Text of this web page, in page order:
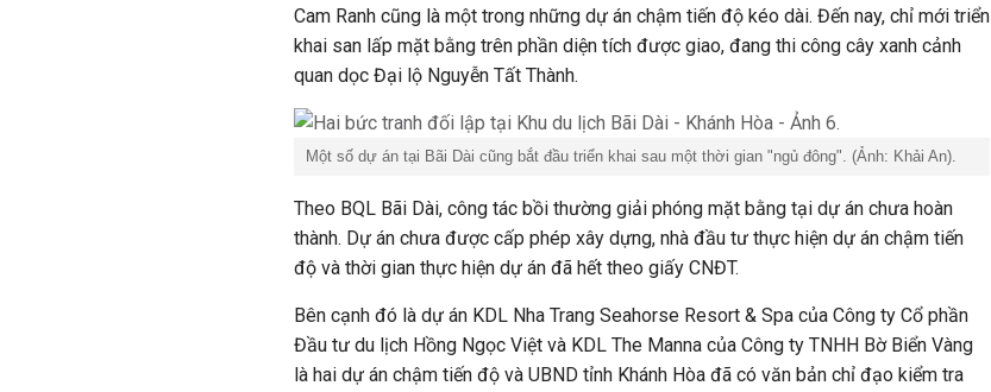
Cam Ranh cũng là một trong những dự án chậm tiến độ kéo dài. Đến nay, chỉ mới triển
khai san lấp mặt bằng trên phần diện tích được giao, đang thi công cây xanh cảnh
quan dọc Đại lộ Nguyễn Tất Thành.
Một số dự án tại Bãi Dài cũng bắt đầu triển khai sau một thời gian "ngủ đông". (Ảnh: Khải An).
Theo BQL Bãi Dài, công tác bồi thường giải phóng mặt bằng tại dự án chưa hoàn
thành. Dự án chưa được cấp phép xây dựng, nhà đầu tư thực hiện dự án chậm tiến
độ và thời gian thực hiện dự án đã hết theo giấy CNĐT.
Bên cạnh đó là dự án KDL Nha Trang Seahorse Resort & Spa của Công ty Cổ phần
Đầu tư du lịch Hồng Ngọc Việt và KDL The Manna của Công ty TNHH Bờ Biển Vàng
là hai dự án chậm tiến độ và UBND tỉnh Khánh Hòa đã có văn bản chỉ đạo kiểm tra